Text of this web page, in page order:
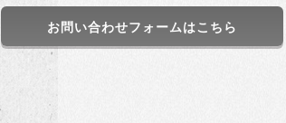
お問い合わせフォームはこちら